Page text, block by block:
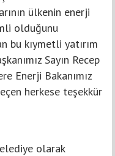
ülkenin enerji
olduğunu
bu kıymetli yatırım
Sayın Recep
Enerji Bakanımız
herkese teşekkür
olarak